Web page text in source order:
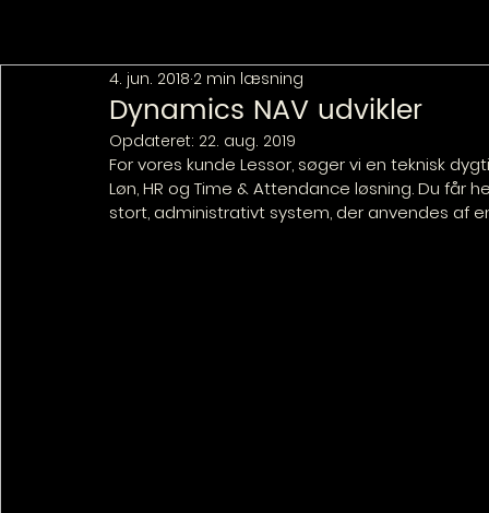
Dynamics NAV udvikler
4. jun. 2018 2 min læsning
Opdateret: 22. aug. 2019
For vores kunde Lessor, søger vi en teknisk
Løn, HR og Time & Attendance løsning. Du
stort, administrativt system, der anvendes af